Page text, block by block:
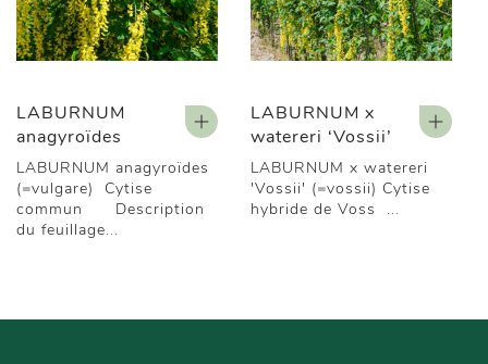
LABURNUM
anagyroïdes
LABURNUM anagyroïdes
(=vulgare) Cytise
commun Description
du feuillage...
LABURNUM x
watereri ‘Vossii’
LABURNUM x watereri
'Vossii' (=vossii) Cytise
hybride de Voss ...